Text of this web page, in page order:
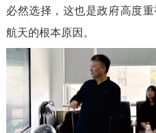
必然选择，这也是政府高度
航天的根本原因。